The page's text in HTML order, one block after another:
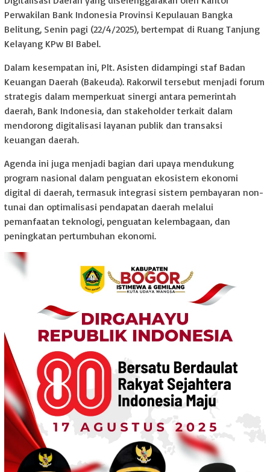
Perwakilan Bank Indonesia Provinsi Kepulauan Bangka
Belitung, Senin pagi (22/4/2025), bertempat di Ruang Tanjung
Kelayang KPw BI Babel.
Dalam kesempatan ini, Plt. Asisten didampingi staf Badan
Keuangan Daerah (Bakeuda). Rakorwil tersebut menjadi forum
strategis dalam memperkuat sinergi antara pemerintah
daerah, Bank Indonesia, dan stakeholder terkait dalam
mendorong digitalisasi layanan publik dan transaksi
keuangan daerah.
Agenda ini juga menjadi bagian dari upaya mendukung
program nasional dalam penguatan ekosistem ekonomi
digital di daerah, termasuk integrasi sistem pembayaran non-
tunai dan optimalisasi pendapatan daerah melalui
pemanfaatan teknologi, penguatan kelembagaan, dan
peningkatan pertumbuhan ekonomi.